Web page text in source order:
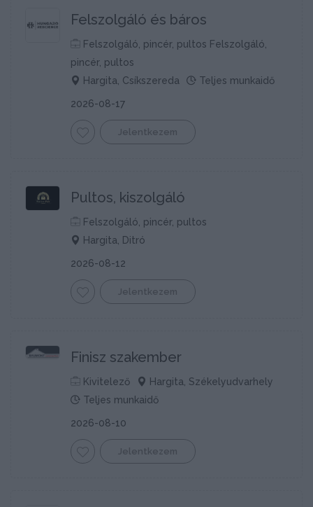
Felszolgáló és báros
Felszolgáló, pincér, pultos Felszolgáló,
pincér, pultos
Hargita, Csíkszereda
Teljes munkaidő
2026-08-17
Jelentkezem
Pultos, kiszolgáló
Felszolgáló, pincér, pultos
Hargita, Ditró
2026-08-12
Jelentkezem
Finisz szakember
Kivitelező
Hargita, Székelyudvarhely
Teljes munkaidő
2026-08-10
Jelentkezem